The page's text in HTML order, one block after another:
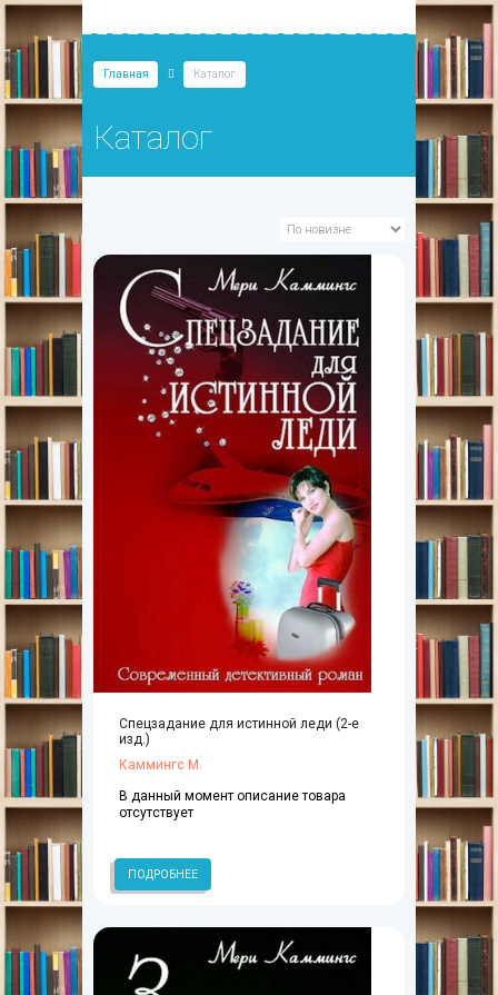
Главная Каталог
Каталог
Спецзадание для истинной леди (2-е
изд.)
Каммингс М.
В данный момент описание товара
отсутствует
ПОДРОБНЕЕ